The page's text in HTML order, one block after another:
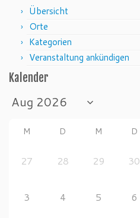
Übersicht
Orte
Kategorien
Veranstaltung ankündigen
Kalender
M D M D
27 28 29 30
3 4 5 6